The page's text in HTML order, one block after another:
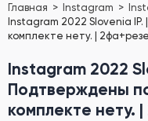
Главная Instagram
Instagram 2022 Slovenia
комплекте нету. |
Instagram 2022
Подтверждены
комплекте нету.